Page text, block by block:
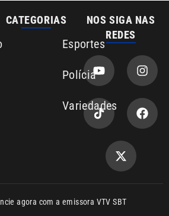
agora com a emissora VTV SBT
que a VTV SBT acompanha:
contato com a VTV News
os direitos
PRM
Política de privacidade